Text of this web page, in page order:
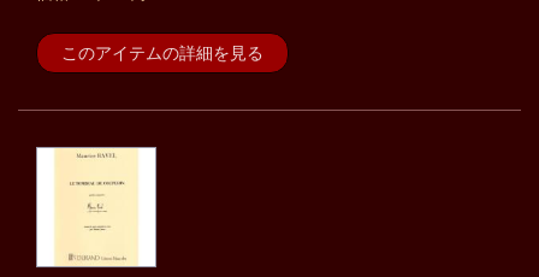
このアイテムの詳細を見る